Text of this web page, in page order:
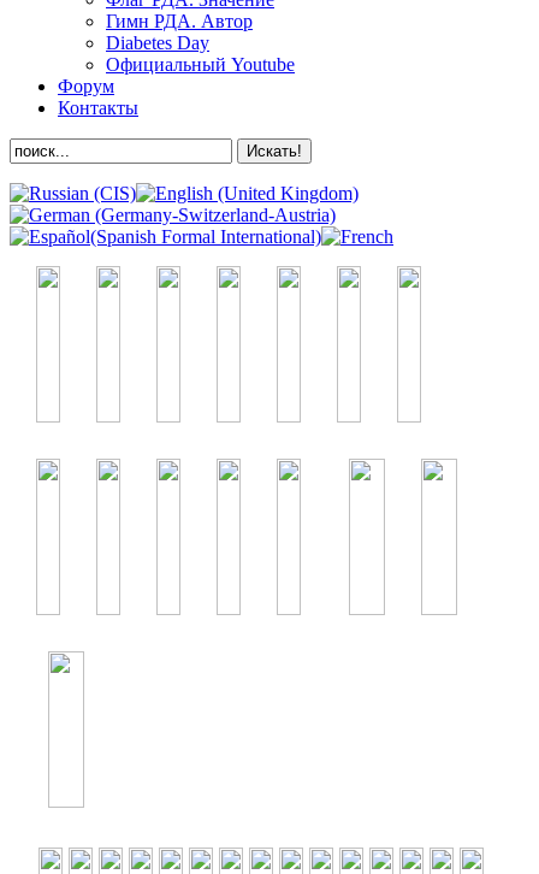
Гимн РДА. Автор
Diabetes Day
Официальный Youtube
Форум
Контакты